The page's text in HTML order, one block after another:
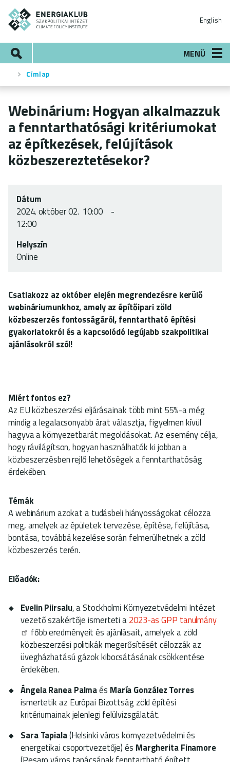
Ugrás
tartalomra
English
MENÜ
Morzsa
Címlap
Webinárium: Hogyan alkalmazzuk
a fenntarthatósági kritériumokat
az építkezések, felújítások
közbeszereztetésekor?
Dátum
2024. október 02. 10:00
12:00
Helyszín
Online
Csatlakozz az október elején megrendezésre kerülő
webináriumunkhoz, amely az építőipari zöld
közbeszerzés fontosságáról, fenntartható építési
gyakorlatokról és a kapcsolódó legújabb szakpolitikai
ajánlásokról szól!
Miért fontos ez?
Az EU közbeszerzési eljárásainak több mint 55%-a még
mindig a legalacsonyabb árat választja, figyelmen kívül
hagyva a környezetbarát megoldásokat. Az esemény célja,
hogy rávilágítson, hogyan használhatók ki jobban a
közbeszerzésben rejlő lehetőségek a fenntarthatóság
érdekében.
Témák
A webinárium azokat a tudásbeli hiányosságokat célozza
meg, amelyek az épületek tervezése, építése, felújítása,
bontása, továbbá kezelése során felmerülhetnek a zöld
közbeszerzés terén.
Előadók:
Evelin Piirsalu, a Stockholmi Környezetvédelmi Intézet
vezető szakértője ismerteti a 2023-as GPP tanulmány
főbb eredményeit és ajánlásait, amelyek a zöld
közbeszerzési politikák megerősítését célozzák az
üvegházhatású gázok kibocsátásának csökkentése
érdekében.
Ángela Ranea Palmaés María González Torres
ismertetik az Európai Bizottság zöld építési
kritériumainak jelenlegi felülvizsgálatát.
Sara Tapiala(Helsinki város környezetvédelmi és
energetikai csoportvezetője) és Margherita Finamore